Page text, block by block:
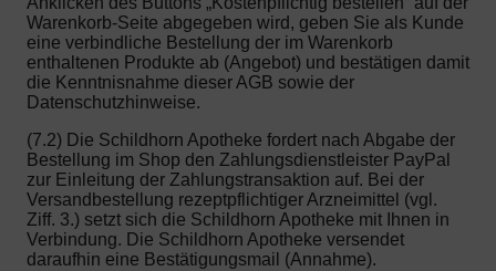
Warenkorb-Seite abgegeben wird, geben Sie als Kunde
eine verbindliche Bestellung der im Warenkorb
enthaltenen Produkte ab (Angebot) und bestätigen damit
die Kenntnisnahme dieser AGB sowie der
Datenschutzhinweise.
(7.2) Die Schildhorn Apotheke fordert nach Abgabe der
Bestellung im Shop den Zahlungsdienstleister PayPal
zur Einleitung der Zahlungstransaktion auf. Bei der
Versandbestellung rezeptpflichtiger Arzneimittel (vgl.
Ziff. 3.) setzt sich die Schildhorn Apotheke mit Ihnen in
Verbindung. Die Schildhorn Apotheke versendet
daraufhin eine Bestätigungsmail (Annahme).